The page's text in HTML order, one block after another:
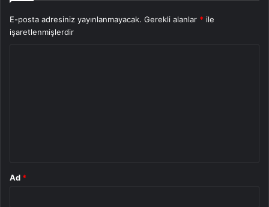
E-posta adresiniz yayınlanmayacak. Gerekli alanlar * ile
işaretlenmişlerdir
Ad *